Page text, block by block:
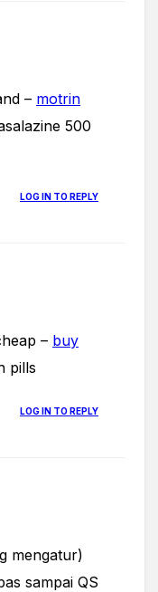
– motrin
500
LOG IN TO REPLY
– buy
pills
LOG IN TO REPLY
mengatur)
sampai QS